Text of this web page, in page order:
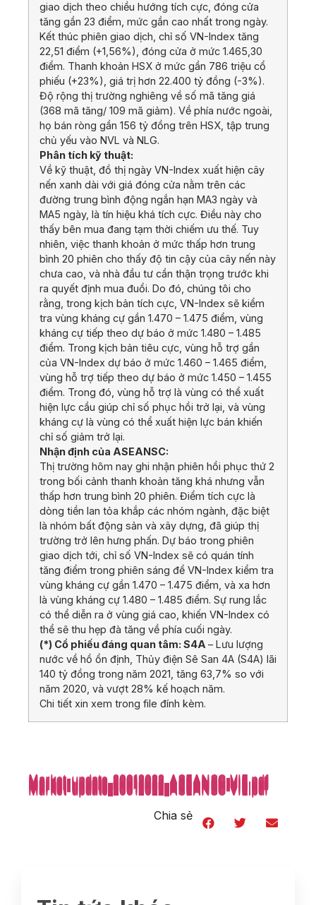
giao dịch theo chiều hướng tích cực, đóng cửa
tăng gần 23 điểm, mức gần cao nhất trong ngày.
Kết thúc phiên giao dịch, chỉ số VN-Index tăng
22,51 điểm (+1,56%), đóng cửa ở mức 1.465,30
điểm. Thanh khoản HSX ở mức gần 786 triệu cổ
phiếu (+23%), giá trị hơn 22.400 tỷ đồng (-3%).
Độ rộng thị trường nghiêng về số mã tăng giá
(368 mã tăng/ 109 mã giảm). Về phía nước ngoài,
họ bán ròng gần 156 tỷ đồng trên HSX, tập trung
chủ yếu vào NVL và NLG.
Phân tích kỹ thuật:
Về kỹ thuật, đồ thị ngày VN-Index xuất hiện cây
nến xanh dài với giá đóng cửa nằm trên các
đường trung bình động ngắn hạn MA3 ngày và
MA5 ngày, là tín hiệu khá tích cực. Điều này cho
thấy bên mua đang tạm thời chiếm ưu thế. Tuy
nhiên, việc thanh khoản ở mức thấp hơn trung
bình 20 phiên cho thấy độ tin cậy của cây nến này
chưa cao, và nhà đầu tư cần thận trọng trước khi
ra quyết định mua đuổi. Do đó, chúng tôi cho
rằng, trong kịch bản tích cực, VN-Index sẽ kiểm
tra vùng kháng cự gần 1.470 – 1.475 điểm, vùng
kháng cự tiếp theo dự báo ở mức 1.480 – 1.485
điểm. Trong kịch bản tiêu cực, vùng hỗ trợ gần
của VN-Index dự báo ở mức 1.460 – 1.465 điểm,
vùng hỗ trợ tiếp theo dự báo ở mức 1.450 – 1.455
điểm. Trong đó, vùng hỗ trợ là vùng có thể xuất
hiện lực cầu giúp chỉ số phục hồi trở lại, và vùng
kháng cự là vùng có thể xuất hiện lực bán khiến
chỉ số giảm trở lại.
Nhận định của ASEANSC:
Thị trường hôm nay ghi nhận phiên hồi phục thứ 2
trong bối cảnh thanh khoản tăng khá nhưng vẫn
thấp hơn trung bình 20 phiên. Điểm tích cực là
dòng tiền lan tỏa khắp các nhóm ngành, đặc biệt
là nhóm bất động sản và xây dựng, đã giúp thị
trường trở lên hưng phấn. Dự báo trong phiên
giao dịch tới, chỉ số VN-Index sẽ có quán tính
tăng điểm trong phiên sáng để VN-Index kiểm tra
vùng kháng cự gần 1.470 – 1.475 điểm, và xa hơn
là vùng kháng cự 1.480 – 1.485 điểm. Sự rung lắc
có thể diễn ra ở vùng giá cao, khiến VN-Index có
thể sẽ thu hẹp đà tăng về phía cuối ngày.
(*) Cổ phiếu đáng quan tâm: S4A – Lưu lượng
nước về hồ ổn định, Thủy điện Sê San 4A (S4A) lãi
140 tỷ đồng trong năm 2021, tăng 63,7% so với
năm 2020, và vượt 28% kế hoạch năm.
Chi tiết xin xem trong file đính kèm.
Market-update_20012022_ASEANSC-VIE.pdf
Market-update_20012022_ASEANSC-VIE.pdf
Market-update_20012022_ASEANSC-VIE.pdf
Market-update_20012022_ASEANSC-VIE.pdf
Market-update_20012022_ASEANSC-VIE.pdf
Market-update_20012022_ASEANSC-VIE.pdf
Market-update_20012022_ASEANSC-VIE.pdf
Market-update_20012022_ASEANSC-VIE.pdf
Market-update_20012022_ASEANSC-VIE.pdf
Market-update_20012022_ASEANSC-VIE.pdf
Market-update_20012022_ASEANSC-VIE.pdf
Market-update_20012022_ASEANSC-VIE.pdf
Market-update_20012022_ASEANSC-VIE.pdf
Market-update_20012022_ASEANSC-VIE.pdf
Market-update_20012022_ASEANSC-VIE.pdf
Market-update_20012022_ASEANSC-VIE.pdf
Market-update_20012022_ASEANSC-VIE.pdf
Market-update_20012022_ASEANSC-VIE.pdf
Market-update_20012022_ASEANSC-VIE.pdf
Chia sẻ